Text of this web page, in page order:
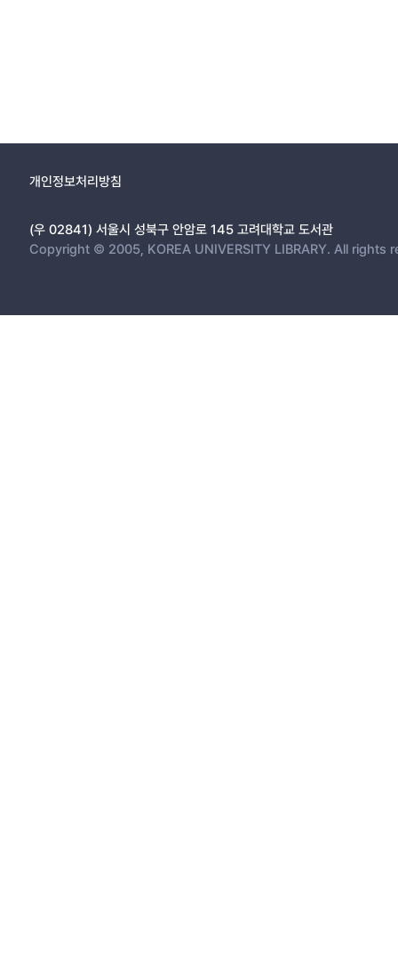
개인정보처리방침
(우 02841) 서울시 성북구 안암로 145 고려대학교 도서관
Copyright © 2005, KOREA UNIVERSITY LIBRARY. All rights